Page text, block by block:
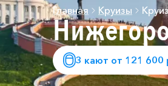
Главная Круизы
3 кают от 121 600